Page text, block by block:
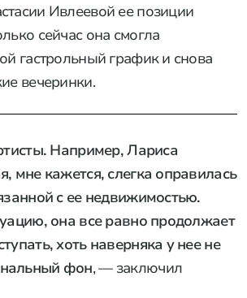
Ивлеевой ее позиции
сейчас она смогла
гастрольный график и снова
вечеринки.
Например, Лариса
мне кажется, слегка оправилась
с ее недвижимостью.
она все равно продолжает
хоть наверняка у нее не
фон, — заключил